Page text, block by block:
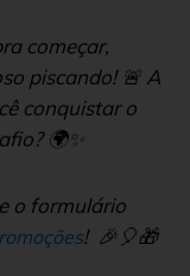
começar,
piscando! 🚨 A
conquistar o
🌍✨
o formulário
! 🎉🎈🎁